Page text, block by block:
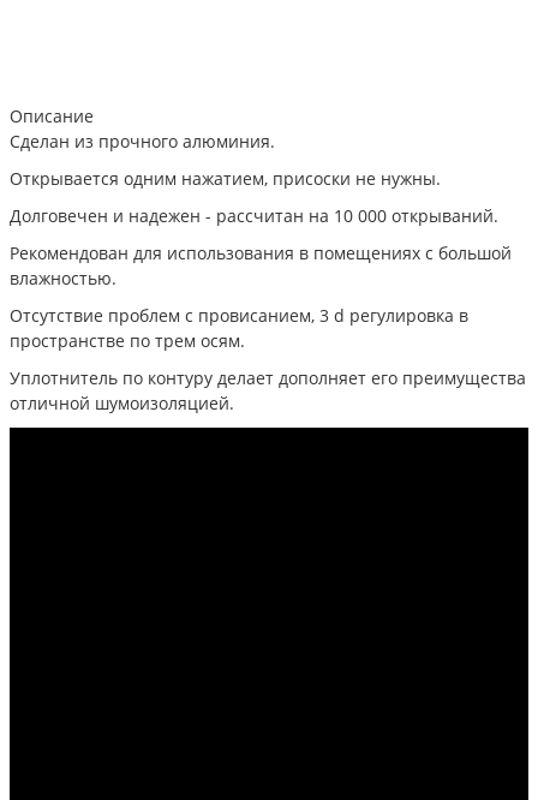
Описание
Сделан из прочного алюминия.
Открывается одним нажатием, присоски не нужны.
Долговечен и надежен - рассчитан на 10 000 открываний.
Рекомендован для использования в помещениях с большой
влажностью.
Отсутствие проблем с провисанием, 3 d регулировка в
пространстве по трем осям.
Уплотнитель по контуру делает дополняет его преимущества
отличной шумоизоляцией.